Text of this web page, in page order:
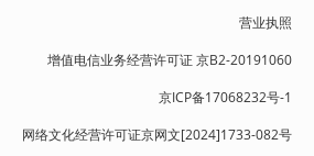
营业执照
增值电信业务经营许可证 京B2-20191060
京ICP备17068232号-1
网络文化经营许可证京网文[2024]1733-082号